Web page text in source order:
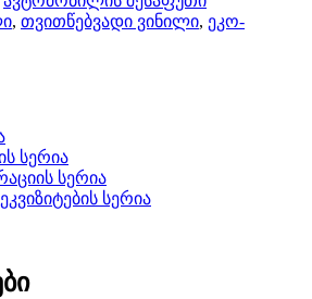
, თვითწებვადი ვინილი, ეკო-
სერია
სერია
სერია